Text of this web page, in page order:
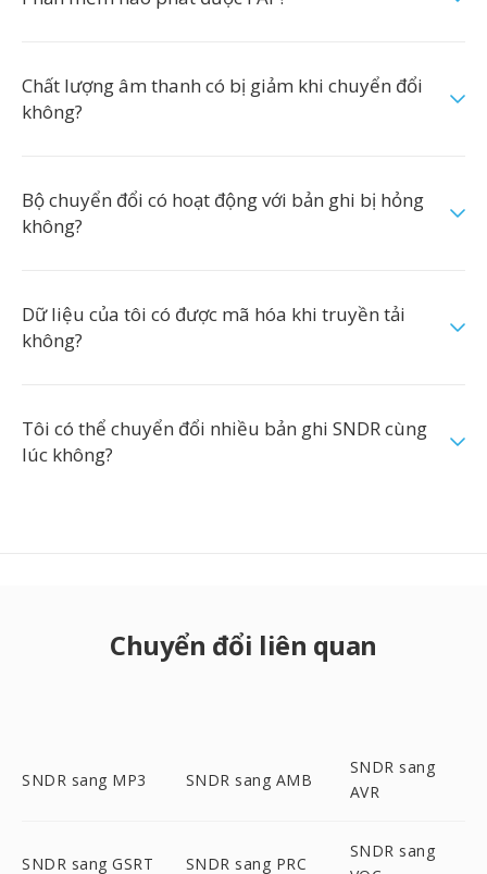
Chất lượng âm thanh có bị giảm khi chuyển đổi
không?
Bộ chuyển đổi có hoạt động với bản ghi bị hỏng
không?
Dữ liệu của tôi có được mã hóa khi truyền tải
không?
Tôi có thể chuyển đổi nhiều bản ghi SNDR cùng
lúc không?
Chuyển đổi liên quan
SNDR sang MP3 SNDR sang AMB
SNDR sang
AVR
SNDR sang GSRT SNDR sang PRC
SNDR sang